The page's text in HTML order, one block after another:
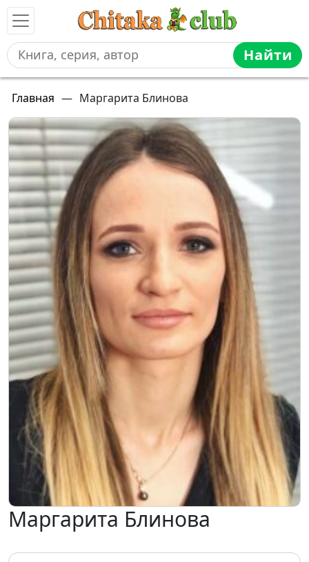
Найти
Главная — Маргарита Блинова
Маргарита Блинова